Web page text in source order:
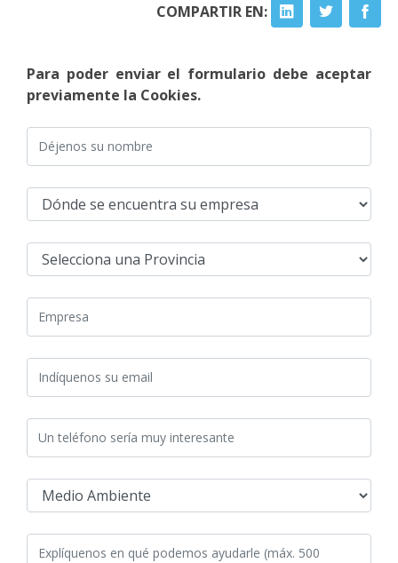
COMPARTIR EN:
Para poder enviar el formulario debe aceptar
previamente la Cookies.